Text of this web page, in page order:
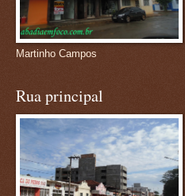
Martinho Campos
Rua principal